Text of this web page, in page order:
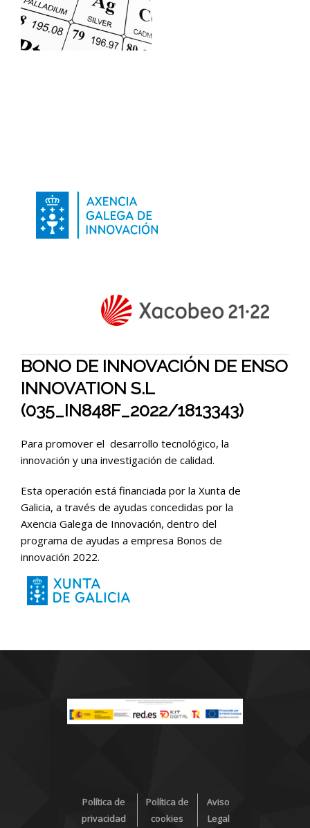
BONO DE INNOVACIÓN DE ENSO
INNOVATION S.L
(035_IN848F_2022/1813343)
Para promover el desarrollo tecnológico, la
innovación y una investigación de calidad.
Esta operación está financiada por la Xunta de
Galicia, a través de ayudas concedidas por la
Axencia Galega de Innovación, dentro del
programa de ayudas a empresa Bonos de
innovación 2022.
Política de
privacidad
Política de
cookies
Aviso
Legal